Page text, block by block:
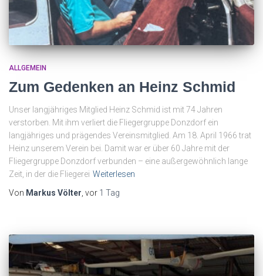
ALLGEMEIN
Zum Gedenken an Heinz Schmid
Unser langjähriges Mitglied Heinz Schmid ist mit 74 Jahren
verstorben. Mit ihm verliert die Fliegergruppe Donzdorf ein
langjähriges und prägendes Vereinsmitglied. Am 18. April 1966 trat
Heinz unserem Verein bei. Damit war er über 60 Jahre mit der
Fliegergruppe Donzdorf verbunden – eine außergewöhnlich lange
Zeit, in der die Fliegerei Weiterlesen
Von Markus Völter , vor 1 Tag